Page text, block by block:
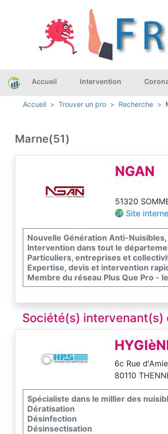
Accueil Intervention
Accueil Trouver un pro Recherche
Marne(51)
NGAN
51320
Site
Nouvelle Génération Anti-
Intervention dans tout le
Particuliers, entreprises et
Expertise, devis et intervention
Membre du réseau Plus Que Pro -
Société(s)
6c Rue
80110
Spécialiste dans le millier des
Dératisation
Désinfection
Désinsectisation